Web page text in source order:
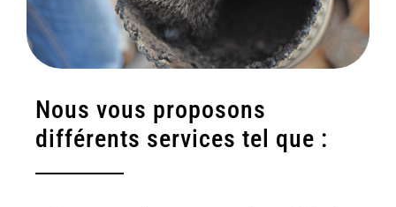
Nous vous proposons
différents services tel que :